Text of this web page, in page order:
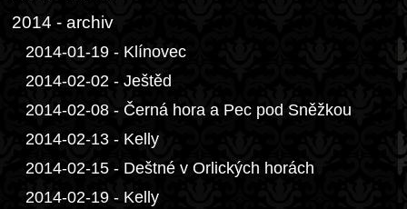
2014 - archiv
2014-01-19 - Klínovec
2014-02-02 - Ještěd
2014-02-08 - Černá hora a Pec pod Sněžkou
2014-02-13 - Kelly
2014-02-15 - Deštné v Orlických horách
2014-02-19 - Kelly